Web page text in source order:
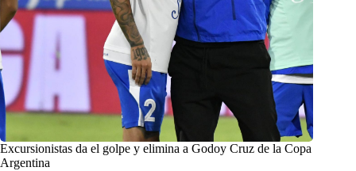
Excursionistas da el golpe y elimina a Godoy Cruz de la Copa
Argentina